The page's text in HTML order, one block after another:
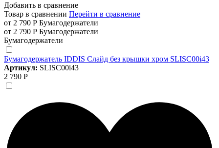
Добавить в сравнение
Товар в сравнении Перейти в сравнение
от 2 790 Р Бумагодержатели
от 2 790 Р Бумагодержатели
Бумагодержатели
Бумагодержатель IDDIS Слайд без крышки хром SLISC00i43
Артикул: SLISC00i43
2 790 Р